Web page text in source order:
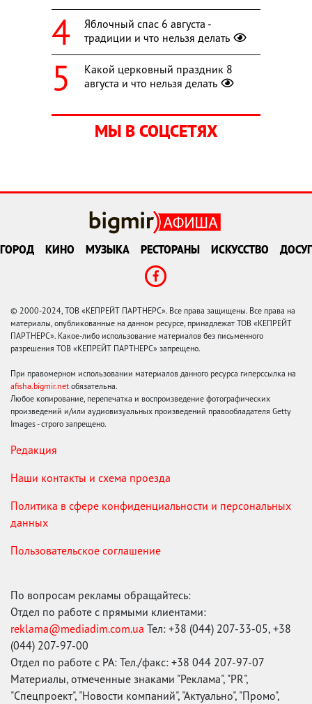
Яблочный спас 6 августа -
традиции и что нельзя делать
Какой церковный праздник 8
августа и что нельзя делать
МЫ В СОЦСЕТЯХ
ГОРОД КИНО МУЗЫКА РЕСТОРАНЫ ИСКУССТВО ДОСУГ
© 2000-2024, ТОВ «КЕПРЕЙТ ПАРТНЕРС». Все права защищены. Все права на
материалы, опубликованные на данном ресурсе, принадлежат ТОВ «КЕПРЕЙТ
ПАРТНЕРС». Какое-либо использование материалов без письменного
разрешения ТОВ «КЕПРЕЙТ ПАРТНЕРС» запрещено.
При правомерном использовании материалов данного ресурса гиперссылка на
afisha.bigmir.net обязательна.
Любое копирование, перепечатка и воспроизведение фотографических
произведений и/или аудиовизуальных произведений правообладателя Getty
Images - строго запрещено.
Редакция
Наши контакты и схема проезда
Политика в сфере конфиденциальности и персональных
данных
Пользовательское соглашение
По вопросам рекламы обращайтесь:
Отдел по работе с прямыми клиентами:
reklama@mediadim.com.ua Тел: +38 (044) 207-33-05, +38
(044) 207-97-00
Отдел по работе с РА: Тел./факс: +38 044 207-97-07
Материалы, отмеченные знаками "Реклама", "PR",
"Спецпроект", "Новости компаний", "Актуально", "Промо",